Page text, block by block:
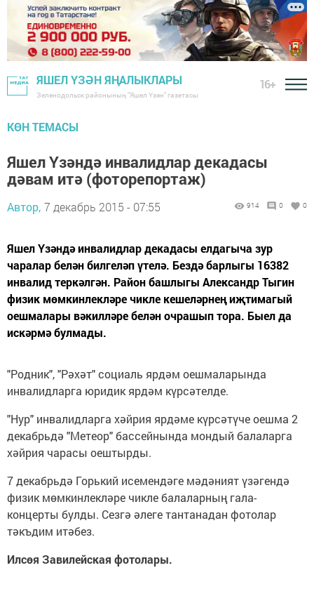
ЯШЕЛ ҮЗӘН ЯҢАЛЫКЛАРЫ
Зеленодольск районының "Яшел Үзән" газетасы
16+
КӨН ТЕМАСЫ
Яшел Үзәндә инвалидлар декадасы
дәвам итә (фоторепортаж)
Автор, 7 декабрь 2015 - 07:55 914 0 0
Яшел Үзәндә инвалидлар декадасы елдагыча зур
чаралар белән билгеләп үтелә. Бездә барлыгы 16382
инвалид теркәлгән. Район башлыгы Александр Тыгин
физик мөмкинлекләре чикле кешеләрнең иҗтимагый
оешмалары вәкилләре белән очрашып тора. Быел да
искәрмә булмады.
"Родник", "Рәхәт" социаль ярдәм оешмаларында
инвалидларга юридик ярдәм күрсәтелде.
"Нур" инвалидларга хәйрия ярдәме күрсәтүче оешма 2
декабрьдә "Метеор" бассейнында мондый балаларга
хәйрия чарасы оештырды.
7 декабрьдә Горький исемендәге мәдәният үзәгендә
физик мөмкинлекләре чикле балаларның гала-
концерты булды. Сезгә әлеге тантанадан фотолар
тәкъдим итәбез.
Илсөя Завилейская фотолары.